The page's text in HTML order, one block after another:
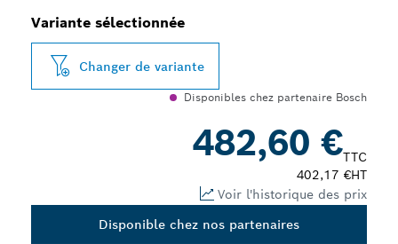
Variante sélectionnée
Changer de variante
Disponibles chez partenaire Bosch
482,60 €TTC
402,17 €HT
Voir l'historique des prix
Disponible chez nos partenaires